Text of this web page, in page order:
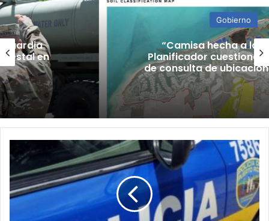
Gobierno
“Camisa hecha a la medida”:
Planificador cuestiona aprobación
de consulta de ubicación de Esencia
"carjacking"
una
mujer